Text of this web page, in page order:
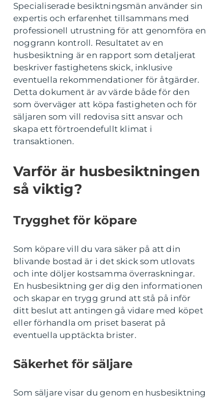
Specialiserade besiktningsmän använder sin
expertis och erfarenhet tillsammans med
professionell utrustning för att genomföra en
noggrann kontroll. Resultatet av en
husbesiktning är en rapport som detaljerat
beskriver fastighetens skick, inklusive
eventuella rekommendationer för åtgärder.
Detta dokument är av värde både för den
som överväger att köpa fastigheten och för
säljaren som vill redovisa sitt ansvar och
skapa ett förtroendefullt klimat i
transaktionen.
Varför är husbesiktningen
så viktig?
Trygghet för köpare
Som köpare vill du vara säker på att din
blivande bostad är i det skick som utlovats
och inte döljer kostsamma överraskningar.
En husbesiktning ger dig den informationen
och skapar en trygg grund att stå på inför
ditt beslut att antingen gå vidare med köpet
eller förhandla om priset baserat på
eventuella upptäckta brister.
Säkerhet för säljare
Som säljare visar du genom en husbesiktning